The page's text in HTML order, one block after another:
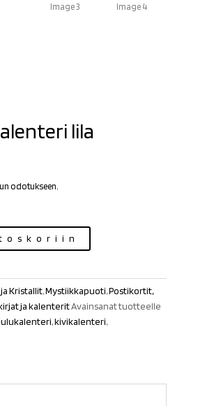
lila
odotukseen.
Kristallit,Mystiikkapuoti,Postikortit,
ja kalenteritAvainsanat tuotteelle
,kivikalenteri,